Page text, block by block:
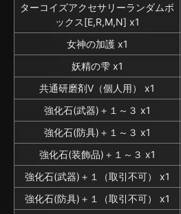
ターコイズアクセサリーランダムボ
ックス[E,R,M,N] x1
女神の加護 x1
妖精の雫 x1
共通研磨剤V（個人用） x1
強化石(武器)＋１～３ x1
強化石(防具)＋１～３ x1
強化石(装飾品)＋１～３ x1
強化石(武器)＋１（取引不可） x1
強化石(防具)＋１（取引不可） x1